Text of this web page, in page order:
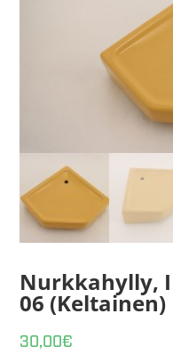
Nurkkahylly,
06 (Keltainen)
30,00€